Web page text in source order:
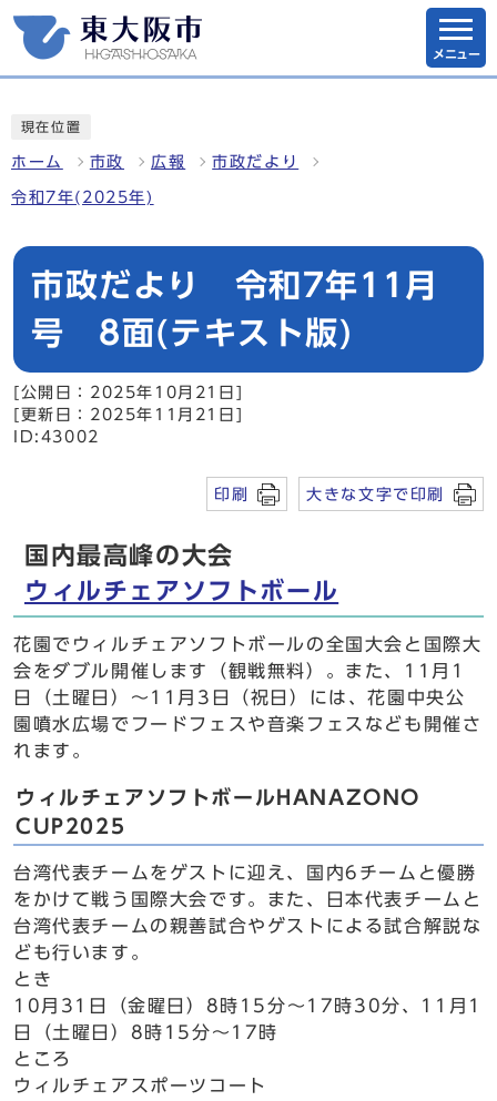
メニュー
現在位置
ホーム 市政 広報 市政だより
令和7年(2025年)
市政だより 令和7年11月
号 8面(テキスト版)
[公開日：2025年10月21日]
[更新日：2025年11月21日]
ID:43002
印刷 大きな文字で印刷
国内最高峰の大会
ウィルチェアソフトボール
花園でウィルチェアソフトボールの全国大会と国際大
会をダブル開催します（観戦無料）。また、11月1
日（土曜日）～11月3日（祝日）には、花園中央公
園噴水広場でフードフェスや音楽フェスなども開催さ
れます。
ウィルチェアソフトボールHANAZONO
CUP2025
台湾代表チームをゲストに迎え、国内6チームと優勝
をかけて戦う国際大会です。また、日本代表チームと
台湾代表チームの親善試合やゲストによる試合解説な
ども行います。
とき
10月31日（金曜日）8時15分～17時30分、11月1
日（土曜日）8時15分～17時
ところ
ウィルチェアスポーツコート